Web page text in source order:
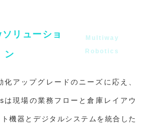
リューショ
ン
Multiway
Robotics
アップグレードのニーズに応え、
現場の業務フローと倉庫レイアウ
機器とデジタルシステムを統合した